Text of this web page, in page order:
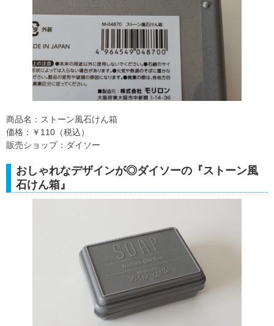
商品名：ストーン風石けん箱
価格：￥110（税込）
販売ショップ：ダイソー
おしゃれなデザインが◎ダイソーの『ストーン風
石けん箱』